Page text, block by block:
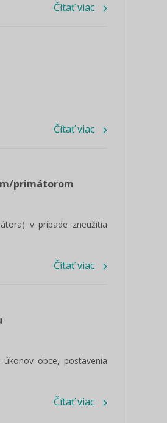
Čítať viac
Čítať viac
primátorom
v prípade zneužitia
Čítať viac
obce, postavenia
Čítať viac